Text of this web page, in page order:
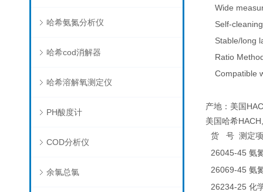
哈希氨氮分析仪
哈希cod消解器
哈希溶解氧测定仪
PH酸度计
COD分析仪
余氯总氯
Wide
Self-cleaning
Stable/long
Ratio
Compatible
产地：美国
美国哈希
货 号 测定
26045-45 氨
26069-45 氨
26234-25 化